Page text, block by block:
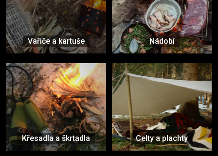
Vařiče a kartuše Nádobí
Křesadla a škrtadla Celty a plachty